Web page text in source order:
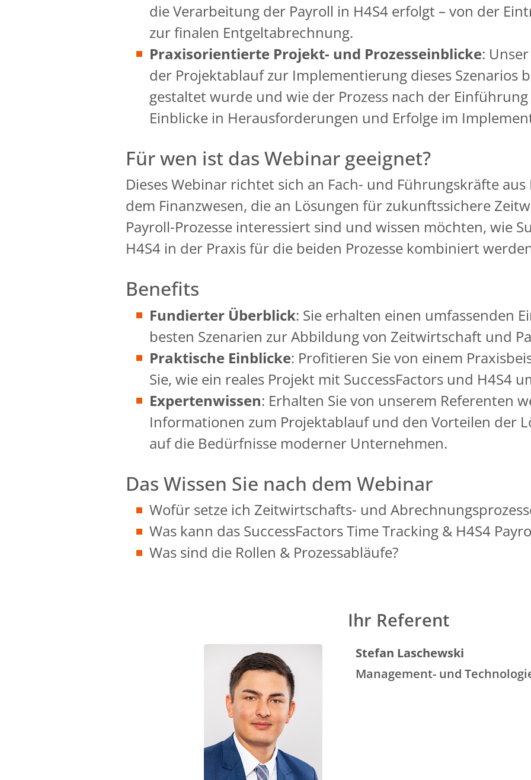
die Verarbeitung der Payroll in H4S4 erfolgt – von der
zur finalen Entgeltabrechnung.
Praxisorientierte Projekt- und Prozesseinblicke:
der Projektablauf zur Implementierung dieses Szenarios
gestaltet wurde und wie der Prozess nach der
Einblicke in Herausforderungen und Erfolge im
Für wen ist das Webinar geeignet?
Dieses Webinar richtet sich an Fach- und Führungskräfte aus
dem Finanzwesen, die an Lösungen für zukunftssichere
Payroll-Prozesse interessiert sind und wissen möchten, wie
H4S4 in der Praxis für die beiden Prozesse kombiniert
Benefits
Fundierter Überblick: Sie erhalten einen umfassenden
besten Szenarien zur Abbildung von Zeitwirtschaft und
Praktische Einblicke: Profitieren Sie von einem
Sie, wie ein reales Projekt mit SuccessFactors und H4S4
Expertenwissen: Erhalten Sie von unserem Referenten
Informationen zum Projektablauf und den Vorteilen der
auf die Bedürfnisse moderner Unternehmen.
Das Wissen Sie nach dem Webinar
Wofür setze ich Zeitwirtschafts- und
Was kann das SuccessFactors Time Tracking & H4S4
Was sind die Rollen & Prozessabläufe?
Ihr Referent
Stefan Laschewski
Management- und